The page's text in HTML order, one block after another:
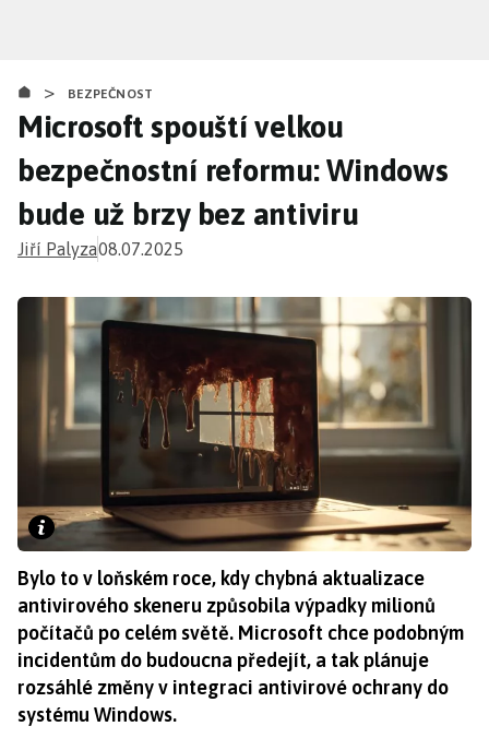
obsahu
> BEZPEČNOST
Microsoft spouští velkou
bezpečnostní reformu: Windows
bude už brzy bez antiviru
Jiří Palyza08.07.2025
Bylo to v loňském roce, kdy chybná aktualizace
antivirového skeneru způsobila výpadky milionů
počítačů po celém světě. Microsoft chce podobným
incidentům do budoucna předejít, a tak plánuje
rozsáhlé změny v integraci antivirové ochrany do
systému Windows.